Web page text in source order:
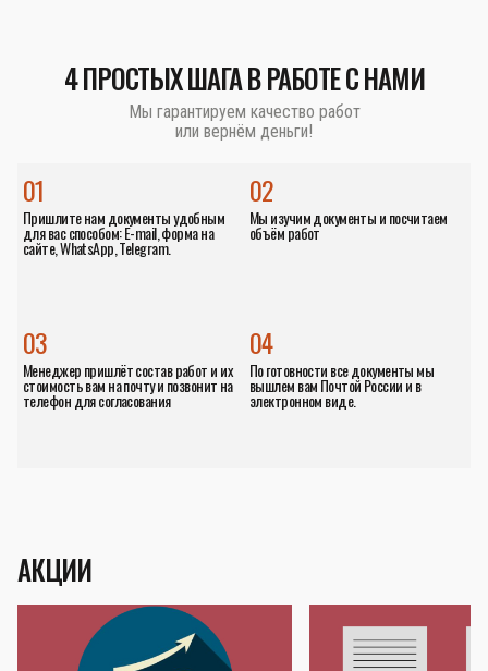
4 ПРОСТЫХ ШАГА В РАБОТЕ С НАМИ
Мы гарантируем качество работ
или вернём деньги!
01
Пришлите нам документы удобным
для вас способом: E-mail, форма на
сайте, WhatsApp, Telegram.
02
Мы изучим документы и посчитаем
объём работ
04
По готовности все документы мы
вышлем вам Почтой России и в
электронном виде.
03
Менеджер пришлёт состав работ и их
стоимость вам на почту и позвонит на
телефон для согласования
АКЦИИ